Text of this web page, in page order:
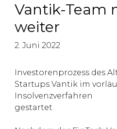
Vantik-Team
weiter
2. Juni 2022
Investorenprozess des
Startups Vantik im
Insolvenzverfahren
gestartet